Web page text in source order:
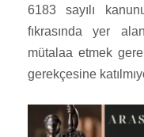
6183 sayılı
fıkrasında yer
mütalaa etmek
gerekçesine